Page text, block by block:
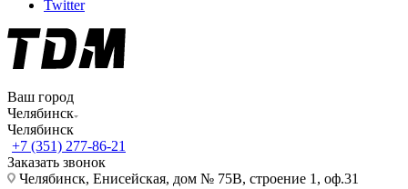
Twitter
Ваш город
Челябинск
Челябинск
+7 (351) 277-86-21
Заказать звонок
Челябинск, Енисейская, дом № 75В, строение 1, оф.31